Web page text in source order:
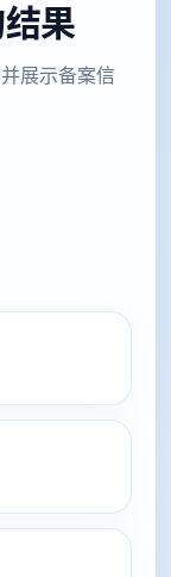
果
展示备案信